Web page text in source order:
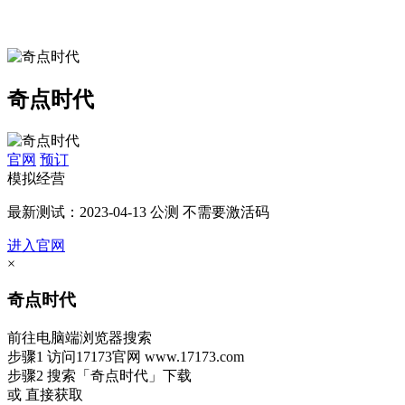
奇点时代
官网 预订
模拟经营
最新测试：2023-04-13 公测 不需要激活码
进入官网
下载
前往电脑端浏览器搜索
步骤1 访问17173官网www.17173.com
步骤2搜索「奇点时代」